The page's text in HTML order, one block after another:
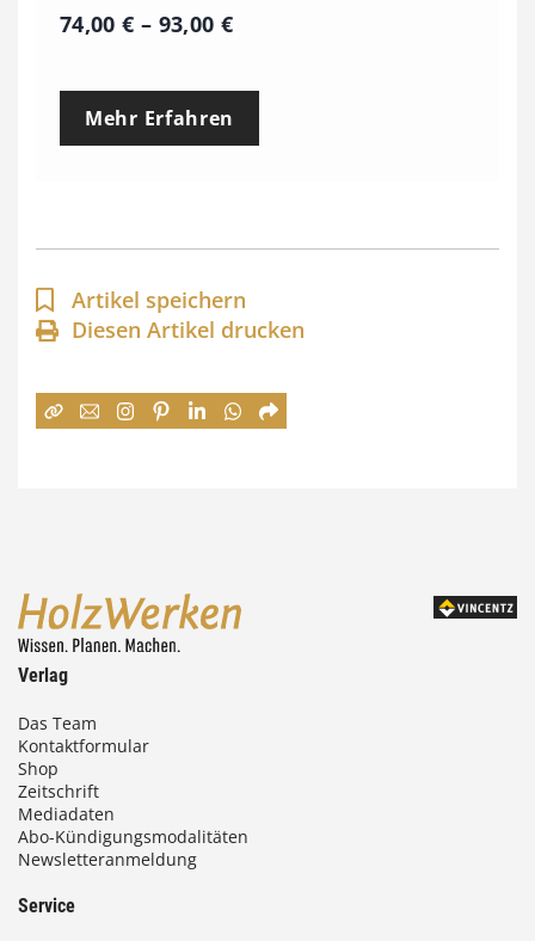
74,00€ – 93,00 €P
e
p
a
n
e
0
Mehr Erfahren
Artikel speichern
Diesen Artikel drucken
Verlag
Das Team
Kontaktformular
Shop
Zeitschrift
Mediadaten
Abo-Kündigungsmodalitäten
Newsletteranmeldung
Service